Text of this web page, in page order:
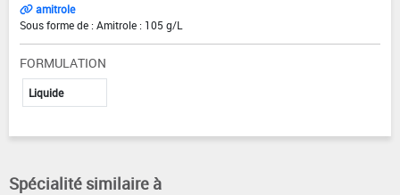
amitrole
Sous forme de : Amitrole : 105 g/L
FORMULATION
Liquide
Spécialité similaire à